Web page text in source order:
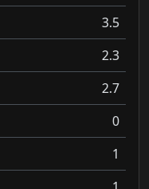
3.5
2.3
2.7
0
1